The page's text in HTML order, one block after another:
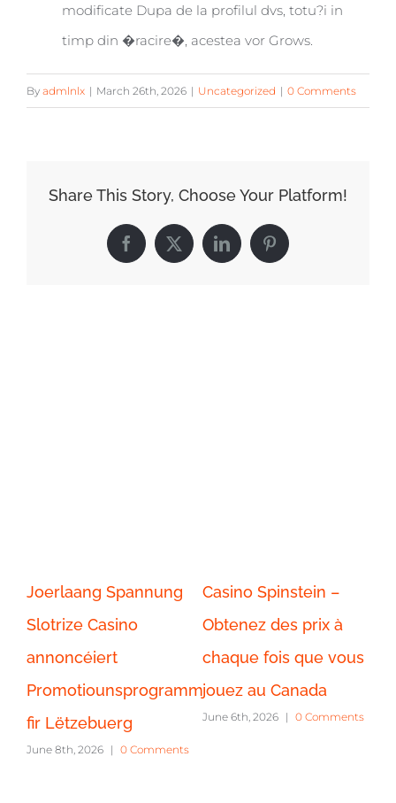
modificate Dupa de la profilul dvs, totu?i in
timp din �racire�, acestea vor Grows.
By admlnlx | March 26th, 2026 | Uncategorized | 0 Comments
Share This Story, Choose Your Platform!
Facebook
X LinkedInPinterest
Joerlaang Spannung
Slotrize Casino
annoncéiert
Promotiounsprogramm
fir Lëtzebuerg
June 8th, 2026 | 0 Comments
Casino Spinstein –
Obtenez des prix à
chaque fois que vous
jouez au Canada
June 6th, 2026 | 0 Comments